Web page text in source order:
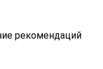
рекомендаций